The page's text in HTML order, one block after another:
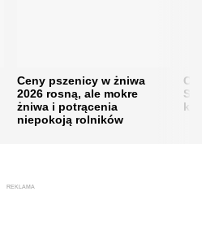
Ceny pszenicy w żniwa
2026 rosną, ale mokre
żniwa i potrącenia
niepokoją rolników
REKLAMA